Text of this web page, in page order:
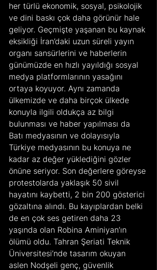
her türlü ekonomik, sosyal, psikolojik
ve dini baskı çok daha görünür hale
geliyor. Geçmişte yaşanan bu kaynak
eksikliği İran’daki uzun süreli yayın
organı sansürlerini ve haberlerin
günümüzde en hızlı yayıldığı sosyal
medya platformlarının yasağını
ortaya koyuyor. Aynı zamanda
ülkemizde ve daha birçok ülkede
konuyla ilgili oldukça az bilgi
bulunması ve haber yapılması da
Batı medyasının ve dolayısıyla
Türkiye medyasının bu konuya ne
kadar az değer yüklediğini gözler
önüne seriyor. Son değerlere göreyse
protestolarda yaklaşık 50 sivil
hayatını kaybetti, 2 bin 200 gösterici
gözaltına alındı. Bu kayıplardan belki
de en çok ses getiren daha 23
yaşında olan Robina Aminiyan’ın
ölümü oldu. Tahran Şeriati Teknik
Üniversitesi’nde tasarım okuyan
aslen Nodşeli genç, güvenlik